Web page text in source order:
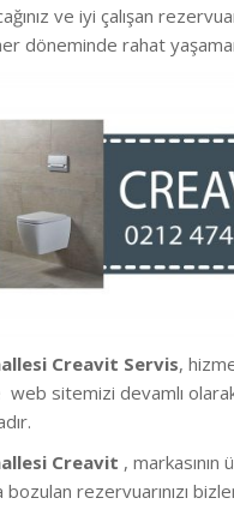
ve iyi çalışan
döneminde rahat
Creavit Servis,
web sitemizi devamlı
Creavit , markasının
bozulan rezervuarınızı